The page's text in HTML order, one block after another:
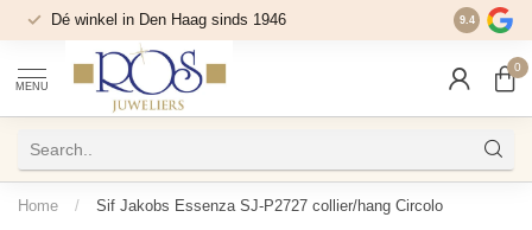
Dé winkel in Den Haag sinds 1946 9.4
MENU
0
Home / Sif Jakobs Essenza SJ-P2727 collier/hang Circolo